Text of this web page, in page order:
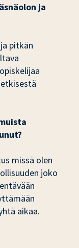
ja
pitkän
missä olen
joko
aikaa.